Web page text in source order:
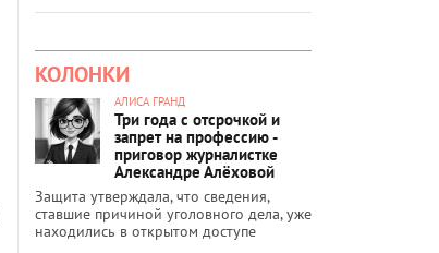
КОЛОНКИ
АЛИСА ГРАНД
Три года с отсрочкой и
запрет на профессию -
приговор журналистке
Александре Алёховой
Защита утверждала, что сведения,
ставшие причиной уголовного дела, уже
находились в открытом доступе